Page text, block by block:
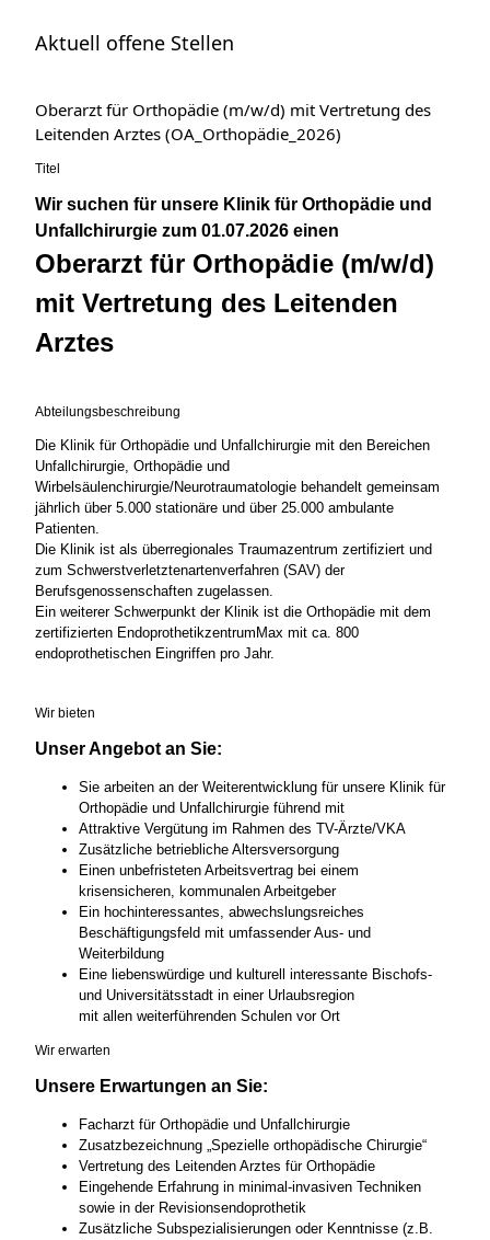
Aktuell offene Stellen
Oberarzt für Orthopädie (m/w/d) mit Vertretung des
Leitenden Arztes (OA_Orthopädie_2026)
Titel
Wir suchen für unsere Klinik für Orthopädie und
Unfallchirurgie zum 01.07.2026 einen
Oberarzt für Orthopädie (m/w/d)
mit Vertretung des Leitenden
Arztes
Abteilungsbeschreibung
Die Klinik für Orthopädie und Unfallchirurgie mit den Bereichen
Unfallchirurgie, Orthopädie und
Wirbelsäulenchirurgie/Neurotraumatologie behandelt gemeinsam
jährlich über 5.000 stationäre und über 25.000 ambulante
Patienten.
Die Klinik ist als überregionales Traumazentrum zertifiziert und
zum Schwerstverletztenartenverfahren (SAV) der
Berufsgenossenschaften zugelassen.
Ein weiterer Schwerpunkt der Klinik ist die Orthopädie mit dem
zertifizierten EndoprothetikzentrumMax mit ca. 800
endoprothetischen Eingriffen pro Jahr.
Wir bieten
Unser Angebot an Sie:
Sie arbeiten an der Weiterentwicklung für unsere Klinik für
Orthopädie und Unfallchirurgie führend mit
Attraktive Vergütung im Rahmen des TV-Ärzte/VKA
Zusätzliche betriebliche Altersversorgung
Einen unbefristeten Arbeitsvertrag bei einem
krisensicheren, kommunalen Arbeitgeber
Ein hochinteressantes, abwechslungsreiches
Beschäftigungsfeld mit umfassender Aus- und
Weiterbildung
Eine liebenswürdige und kulturell interessante Bischofs-
und Universitätsstadt in einer Urlaubsregion
mit allen weiterführenden Schulen vor Ort
Wir erwarten
Unsere Erwartungen an Sie:
Facharzt für Orthopädie und Unfallchirurgie
Zusatzbezeichnung „Spezielle orthopädische Chirurgie“
Vertretung des Leitenden Arztes für Orthopädie
Eingehende Erfahrung in minimal-invasiven Techniken
sowie in der Revisionsendoprothetik
Zusätzliche Subspezialisierungen oder Kenntnisse (z.B.